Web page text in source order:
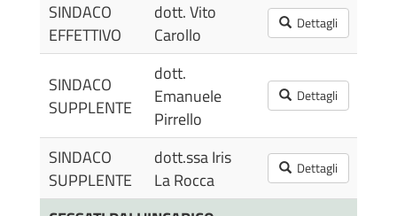
SINDACO
EFFETTIVO
dott. Vito
Carollo
Dettagli
SINDACO
SUPPLENTE
dott.
Emanuele
Pirrello
Dettagli
SINDACO
SUPPLENTE
dott.ssa Iris
La Rocca
Dettagli